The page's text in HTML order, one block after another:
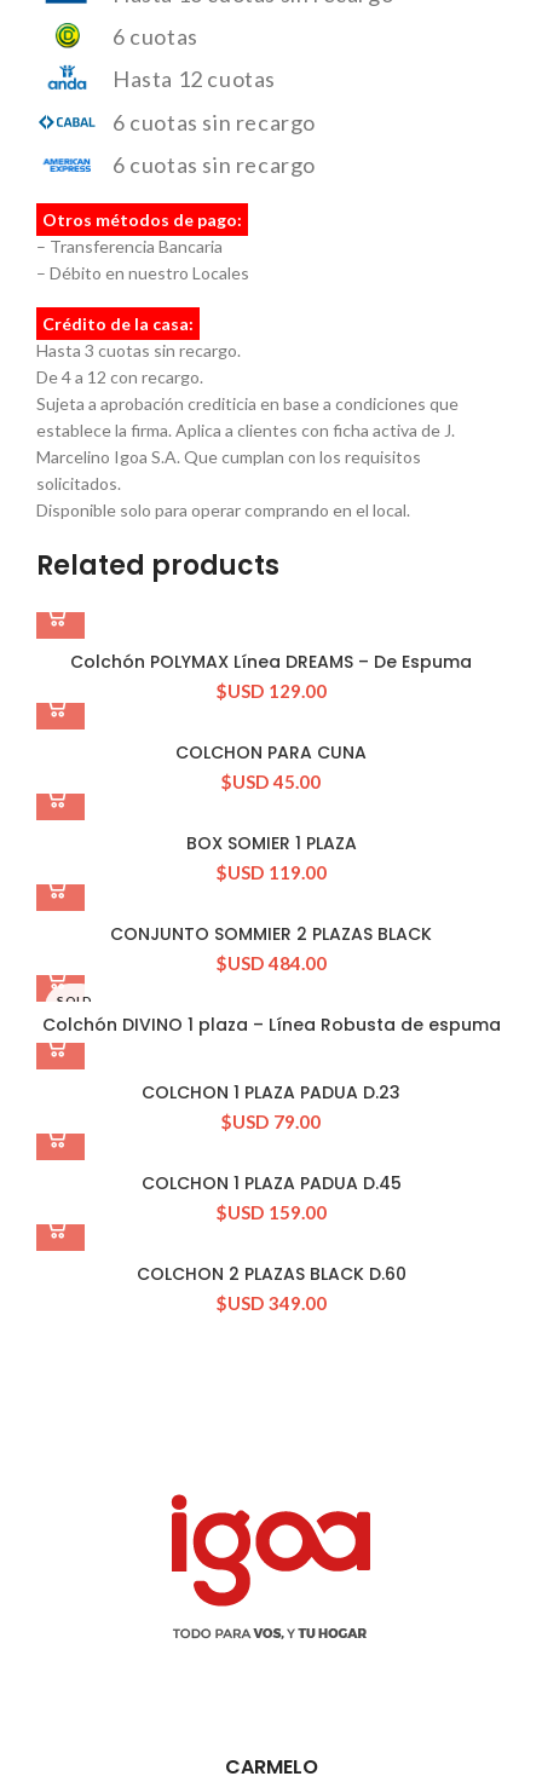
6 cuotas
Hasta 12 cuotas
6 cuotas sin recargo
6 cuotas sin recargo
Otros métodos de pago:
– Transferencia Bancaria
– Débito en nuestro Locales
Crédito de la casa:
Hasta 3 cuotas sin recargo.
De 4 a 12 con recargo.
Sujeta a aprobación crediticia en base a condiciones que
establece la firma. Aplica a clientes con ficha activa de J.
Marcelino Igoa S.A. Que cumplan con los requisitos
solicitados.
Disponible solo para operar comprando en el local.
Related products
Colchón POLYMAX Línea DREAMS – De Espuma
$USD 129.00
COLCHON PARA CUNA
$USD 45.00
BOX SOMIER 1 PLAZA
$USD 119.00
CONJUNTO SOMMIER 2 PLAZAS BLACK
$USD 484.00
SOLD
OUT
Colchón DIVINO 1 plaza – Línea Robusta de espuma
COLCHON 1 PLAZA PADUA D.23
$USD 79.00
COLCHON 1 PLAZA PADUA D.45
$USD 159.00
COLCHON 2 PLAZAS BLACK D.60
$USD 349.00
CARMELO